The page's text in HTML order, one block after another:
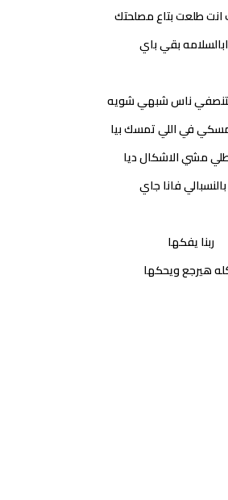
انت طلعت بتاع مصلحتك
بقي باي
ناس شبهي شويه
في اللي تمسك بيا
مشي الاشكال ديا
فانا جاي
ربنا يفكها
هيرجع ويحكها